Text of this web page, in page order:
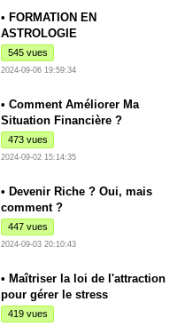
• FORMATION EN
ASTROLOGIE
545 vues
2024-09-06 19:59:34
• Comment Améliorer Ma
Situation Financière ?
473 vues
2024-09-02 15:14:35
• Devenir Riche ? Oui, mais
comment ?
447 vues
2024-09-03 20:10:43
• Maîtriser la loi de l'attraction
pour gérer le stress
419 vues